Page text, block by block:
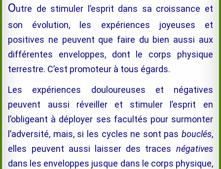
Outre de stimuler l’esprit dans sa croissance et
son évolution, les expériences joyeuses et
positives ne peuvent que faire du bien aussi aux
différentes enveloppes, dont le corps physique
terrestre. C’est promoteur à tous égards.
Les expériences douloureuses et négatives
peuvent aussi réveiller et stimuler l’esprit en
l’obligeant à déployer ses facultés pour surmonter
l’adversité, mais, si les cycles ne sont pas bouclés,
elles peuvent aussi laisser des traces négatives
dans les enveloppes jusque dans le corps physique,